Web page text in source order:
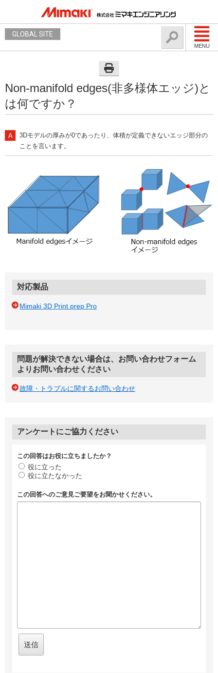
MENU
GLOBAL SITE
Non-manifold edges(非多様体エッジ)と
は何ですか？
3Dモデルの厚みが0であったり、体積が定義できないエッジ部分の
ことを言います。
対応製品
Mimaki 3D Print prep Pro
問題が解決できない場合は、お問い合わせフォーム
よりお問い合わせください
故障・トラブルに関するお問い合わせ
アンケートにご協力ください
この回答はお役に立ちましたか？
役に立った
役に立たなかった
この回答へのご意見ご要望をお聞かせください。